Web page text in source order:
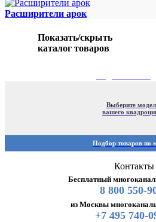
Расширители арок
Показать/скрыть
каталог товаров
Выберите
вашего
Подбор товаров по
Контакты
Бесплатный
8 800 550-
из Москвы
+7 495 740-